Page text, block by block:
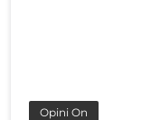
Opini On